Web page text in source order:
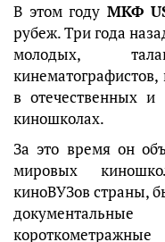
В этом году МКФ
рубеж. Три года
молодых,
в отечественных
киношколах.
За это время он
мировых
киноВУЗов страны,